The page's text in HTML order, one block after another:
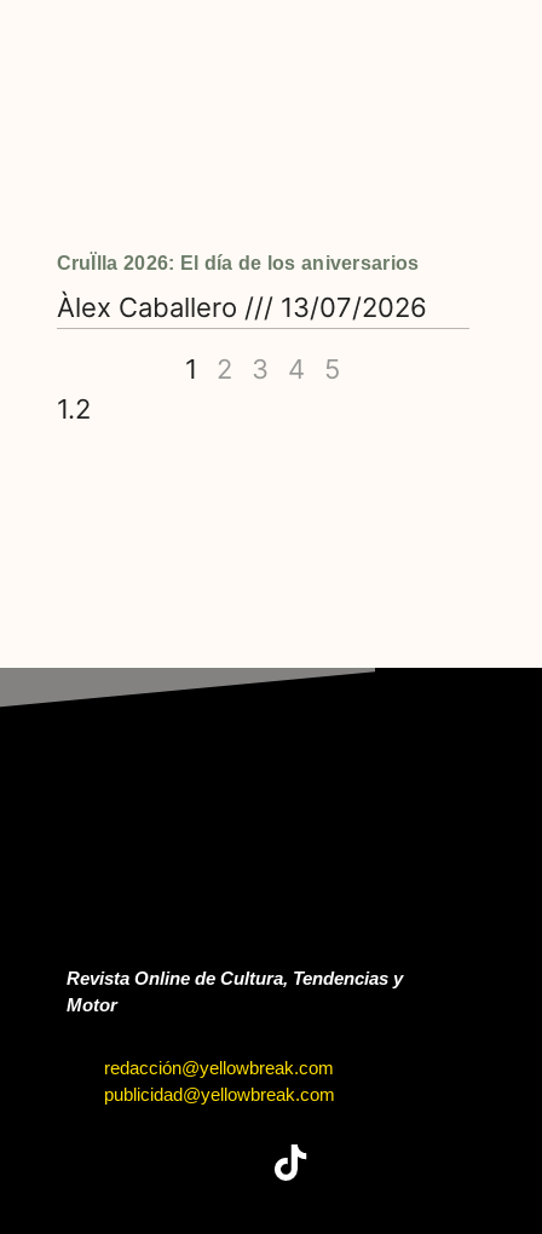
CruÏlla 2026: El día de los aniversarios
Àlex Caballero
13/07/2026
1
2 3 4 5
Revista Online de Cultura, Tendencias y
Motor
redacción@yellowbreak.com
publicidad@yellowbreak.com